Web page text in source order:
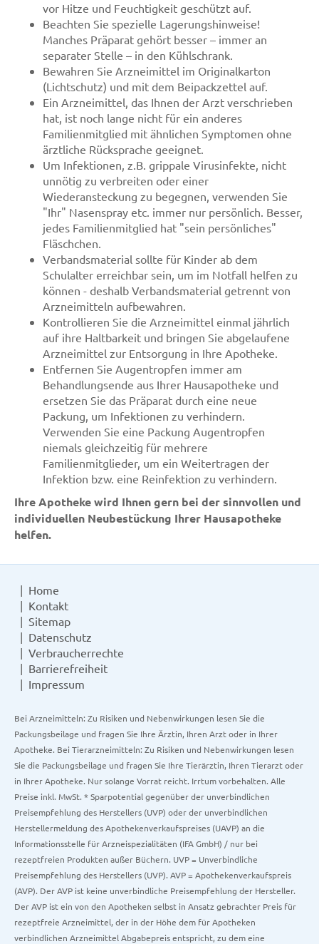
vor Hitze und Feuchtigkeit geschützt auf.
Beachten Sie spezielle Lagerungshinweise!
Manches Präparat gehört besser – immer an
separater Stelle – in den Kühlschrank.
Bewahren Sie Arzneimittel im Originalkarton
(Lichtschutz) und mit dem Beipackzettel auf.
Ein Arzneimittel, das Ihnen der Arzt verschrieben
hat, ist noch lange nicht für ein anderes
Familienmitglied mit ähnlichen Symptomen ohne
ärztliche Rücksprache geeignet.
Um Infektionen, z.B. grippale Virusinfekte, nicht
unnötig zu verbreiten oder einer
Wiederansteckung zu begegnen, verwenden Sie
"Ihr" Nasenspray etc. immer nur persönlich. Besser,
jedes Familienmitglied hat "sein persönliches"
Fläschchen.
Verbandsmaterial sollte für Kinder ab dem
Schulalter erreichbar sein, um im Notfall helfen zu
können - deshalb Verbandsmaterial getrennt von
Arzneimitteln aufbewahren.
Kontrollieren Sie die Arzneimittel einmal jährlich
auf ihre Haltbarkeit und bringen Sie abgelaufene
Arzneimittel zur Entsorgung in Ihre Apotheke.
Entfernen Sie Augentropfen immer am
Behandlungsende aus Ihrer Hausapotheke und
ersetzen Sie das Präparat durch eine neue
Packung, um Infektionen zu verhindern.
Verwenden Sie eine Packung Augentropfen
niemals gleichzeitig für mehrere
Familienmitglieder, um ein Weitertragen der
Infektion bzw. eine Reinfektion zu verhindern.
Ihre Apotheke wird Ihnen gern bei der sinnvollen und
individuellen Neubestückung Ihrer Hausapotheke
helfen.
Home
Kontakt
Sitemap
Datenschutz
Verbraucherrechte
Barrierefreiheit
Impressum
Bei Arzneimitteln: Zu Risiken und Nebenwirkungen lesen Sie die
Packungsbeilage und fragen Sie Ihre Ärztin, Ihren Arzt oder in Ihrer
Apotheke. Bei Tierarzneimitteln: Zu Risiken und Nebenwirkungen lesen
Sie die Packungsbeilage und fragen Sie Ihre Tierärztin, Ihren Tierarzt oder
in Ihrer Apotheke. Nur solange Vorrat reicht. Irrtum vorbehalten. Alle
Preise inkl. MwSt. * Sparpotential gegenüber der unverbindlichen
Preisempfehlung des Herstellers (UVP) oder der unverbindlichen
Herstellermeldung des Apothekenverkaufspreises (UAVP) an die
Informationsstelle für Arzneispezialitäten (IFA GmbH) / nur bei
rezeptfreien Produkten außer Büchern. UVP = Unverbindliche
Preisempfehlung des Herstellers (UVP). AVP = Apothekenverkaufspreis
(AVP). Der AVP ist keine unverbindliche Preisempfehlung der Hersteller.
Der AVP ist ein von den Apotheken selbst in Ansatz gebrachter Preis für
rezeptfreie Arzneimittel, der in der Höhe dem für Apotheken
verbindlichen Arzneimittel Abgabepreis entspricht, zu dem eine